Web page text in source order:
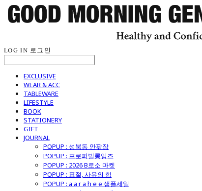
LOG IN 로그인
EXCLUSIVE
WEAR & ACC
TABLEWARE
LIFESTYLE
BOOK
STATIONERY
GIFT
JOURNAL
POPUP : 성북동 안팎장
POPUP : 프로퍼빌롱잉즈
POPUP : 2026 B로소 마켓
POPUP : 표절, 사유의 힘
POPUP : a a r a h e e 샘플세일